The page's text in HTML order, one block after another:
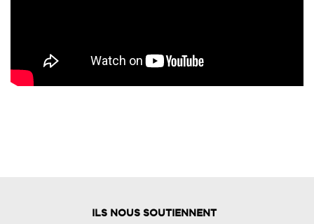
ILS NOUS SOUTIENNENT